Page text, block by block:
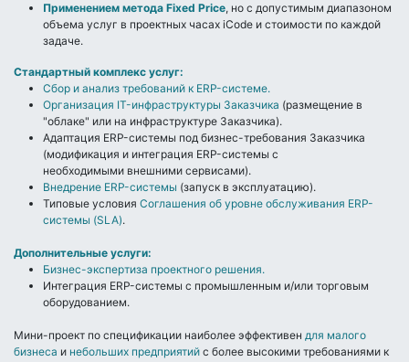
Применением метода Fixed Price, но с допустимым диапазоном
объема услуг в проектных часах iCode и стоимости по каждой
задаче.
Стандартный комплекс услуг:
Сбор и анализ требований к ERP-системе.
Организация IT-инфраструктуры Заказчика (размещение в
"облаке" или на инфраструктуре Заказчика).
Адаптация ERP-системы под бизнес-требования Заказчика
(модификация и интеграция ERP-системы с
необходимыми внешними сервисами).
Внедрение ERP-системы (запуск в эксплуатацию).
Типовые условия Соглашения об уровне обслуживания ERP-
системы (SLA).
Дополнительные услуги:
Бизнес-экспертиза проектного решения.
Интеграция ERP-системы с промышленным и/или торговым
оборудованием.
Мини-проект по спецификации наиболее эффективен для малого
бизнеса и небольших предприятий с более высокими требованиями к